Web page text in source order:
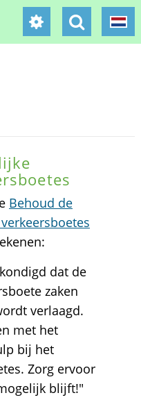
Behoud de
dat de
zaken
verlaagd.
met het
bij het
Zorg ervoor
blijft!"